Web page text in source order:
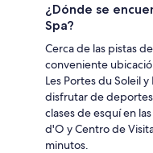
¿Dónde se
Spa?
Cerca de las pistas
conveniente
Les Portes du Soleil
disfrutar de
clases de esquí en
d'O y Centro de
minutos.